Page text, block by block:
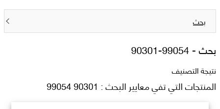
بحث
بحث -90301-99054
نتيجة التصنيف
المنتجات التي تفي معايير البحث : 90301 99054